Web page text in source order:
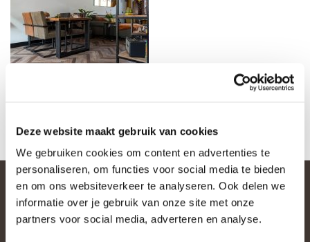
Deze website maakt gebruik van cookies
We gebruiken cookies om content en advertenties te
personaliseren, om functies voor social media te bieden
en om ons websiteverkeer te analyseren. Ook delen we
informatie over je gebruik van onze site met onze
partners voor social media, adverteren en analyse.